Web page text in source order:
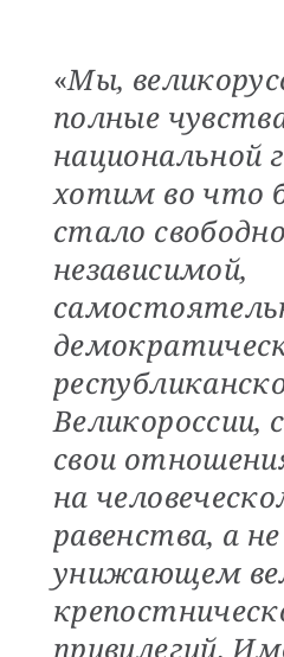
«Мы,
полные
национальной
хотим во что
стало
независимой,
Великороссии,
свои
на
равенства, а
унижающем
привилегий.